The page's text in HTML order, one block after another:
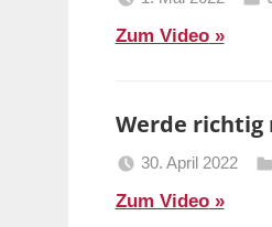
Zum Video
Werde richtig
30. April 2022
Zum Video